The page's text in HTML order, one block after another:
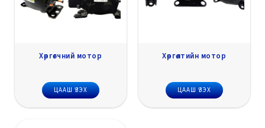
Хөргөгчний мотор
ЦААШ ҮЗЭХ
Хөргөлтийн мотор
ЦААШ ҮЗЭХ